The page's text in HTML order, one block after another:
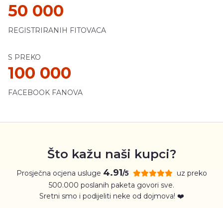
50 000
REGISTRIRANIH FITOVACA
S PREKO
100 000
FACEBOOK FANOVA
Što kažu naši kupci?
Prosječna ocjena usluge 4.91/5
uz preko
500.000 poslanih paketa govori sve.
Sretni smo i podijeliti neke od dojmova! ❤️